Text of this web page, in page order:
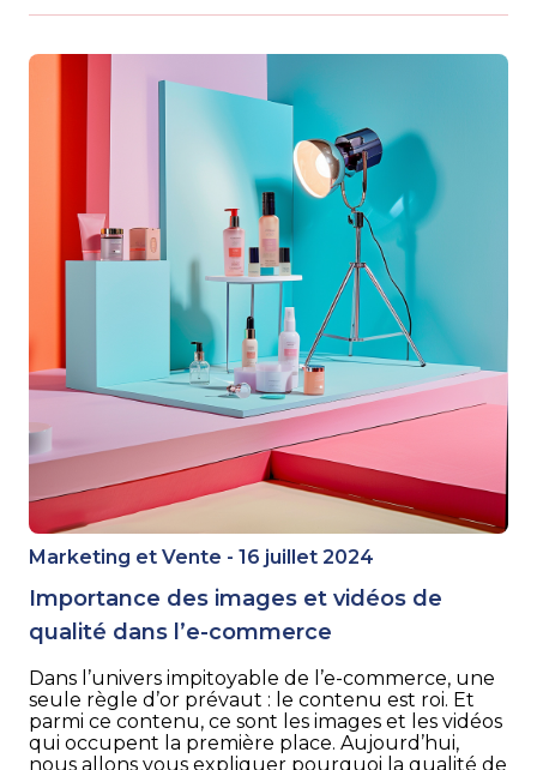
Marketing et Vente - 16 juillet 2024
Importance des images et vidéos de
qualité dans l’e-commerce
Dans l’univers impitoyable de l’e-commerce, une
seule règle d’or prévaut : le contenu est roi. Et
parmi ce contenu, ce sont les images et les vidéos
qui occupent la première place. Aujourd’hui,
nous allons vous expliquer pourquoi la qualité de